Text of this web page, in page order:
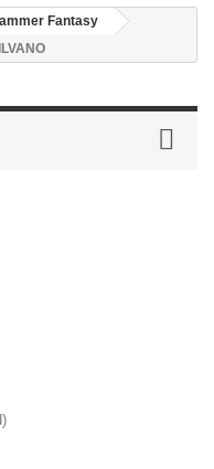
Fantasy